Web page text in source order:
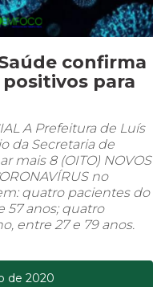
confirma
positivos para
A Prefeitura de Luís
da Secretaria de
mais 8 (OITO) NOVOS
no
quatro pacientes do
57 anos; quatro
entre 27 e 79 anos.
de 2020